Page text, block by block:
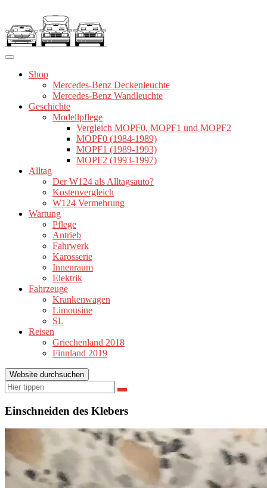
springen
Shop
Mercedes-Benz Deckenleuchte
Mercedes-Benz Wandleuchte
Geschichte
Modellpflege
Vergleich MOPF0, MOPF1 und MOPF2
MOPF0 (1984-1989)
MOPF1 (1989-1993)
MOPF2 (1993-1997)
Alltag
Der W124 als Alltagsauto?
Kostenvergleich
W124 Vermehrung
Wartung
Pflege
Antrieb
Fahrwerk
Karosserie
Innenraum
Elektrik
Fahrzeuge
Krankenwagen
Limousine
SL
Reisen
Griechenland 2018
Finnland 2019
Website durchsuchen
Suchen
nach:
Suchen
Einschneiden des Klebers